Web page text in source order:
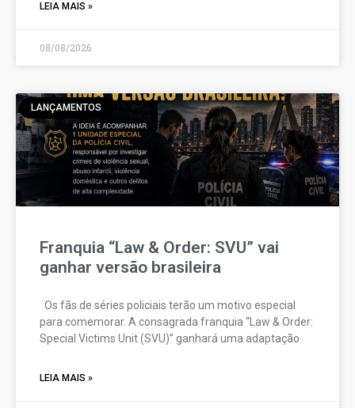
LEIA MAIS »
08/08/2026
LANÇAMENTOS
Franquia “Law & Order: SVU” vai
ganhar versão brasileira
Os fãs de séries policiais terão um motivo especial
para comemorar. A consagrada franquia “Law & Order:
Special Victims Unit (SVU)” ganhará uma adaptação
LEIA MAIS »